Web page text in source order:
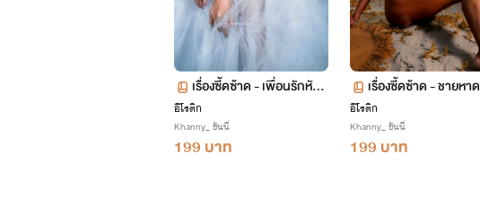
เรื่องซี้ดซ้าด - เพื่อนรักหักเ
หลี่ยมโหด
อีโรติก
Khanny_ ขันนี่
199 บาท
เรื่องซี้ดซ้าด - ชายหาด
อีโรติก
Khanny_ ขันนี่
199 บาท